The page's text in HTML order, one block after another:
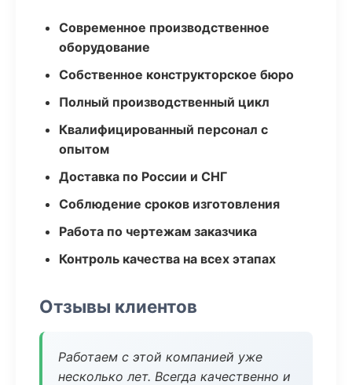
Современное производственное
оборудование
Собственное конструкторское бюро
Полный производственный цикл
Квалифицированный персонал с
опытом
Доставка по России и СНГ
Соблюдение сроков изготовления
Работа по чертежам заказчика
Контроль качества на всех этапах
Отзывы клиентов
Работаем с этой компанией уже
несколько лет. Всегда качественно и